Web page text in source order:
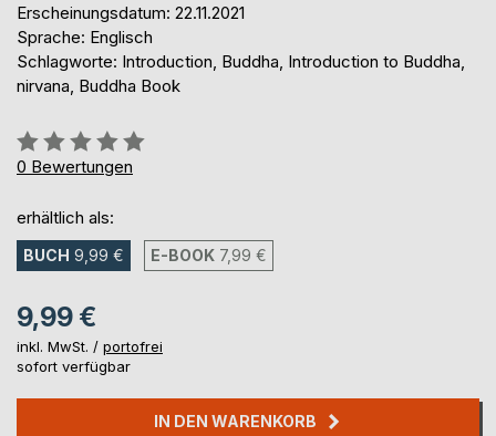
Erscheinungsdatum: 22.11.2021
Sprache: Englisch
Schlagworte: Introduction, Buddha, Introduction to Buddha,
nirvana, Buddha Book
Bewertung::
0%
0 Bewertungen
erhältlich als:
BUCH 9,99 € E-BOOK 7,99 €
9,99 €
inkl. MwSt. / portofrei
sofort verfügbar
IN DEN WARENKORB